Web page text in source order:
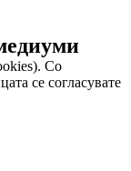
Со
се согласувате